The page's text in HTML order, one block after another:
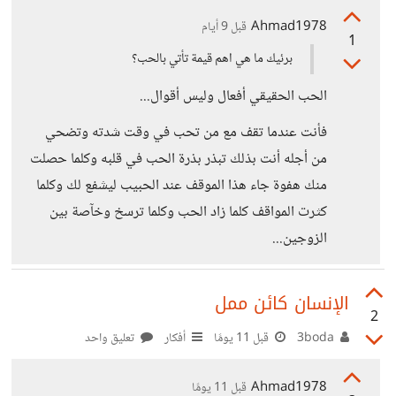
1
Ahmad1978 قبل 9 أيام
برئيك ما هي اهم قيمة تأتي بالحب؟
الحب الحقيقي أفعال وليس أقوال...
فأنت عندما تقف مع من تحب في وقت شدته وتضحي
من أجله أنت بذلك تبذر بذرة الحب في قلبه وكلما حصلت
منك هفوة جاء هذا الموقف عند الحبيب ليشفع لك وكلما
كثرت المواقف كلما زاد الحب وكلما ترسخ وخآصة بين
الزوجين...
2 الإنسان كائن ممل
قبل 11 يومًا أفكار تعليق واحد
Ahmad1978 قبل 11 يومًا